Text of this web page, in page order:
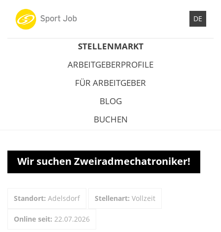
DE
STELLENMARKT
ARBEITGEBERPROFILE
FÜR ARBEITGEBER
BLOG
BUCHEN
Wir suchen Zweiradmechatroniker!
Standort: Adelsdorf Stellenart: Vollzeit
Online seit: 22.07.2026